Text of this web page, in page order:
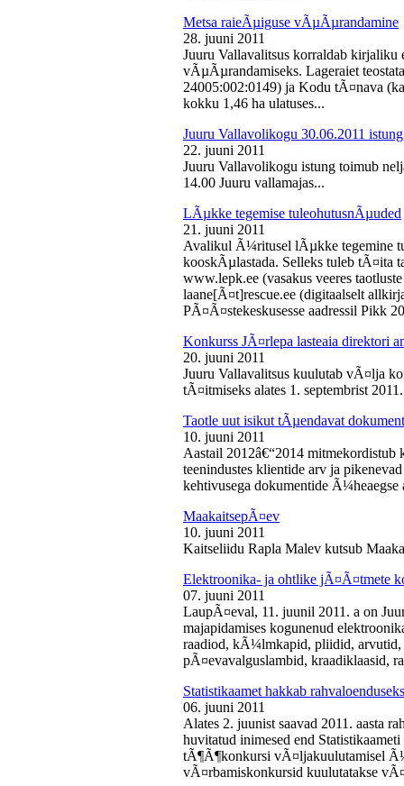
Metsa raieÃµiguse vÃµÃµrandamine
28. juuni 2011
Juuru Vallavalitsus korraldab kirjaliku
vÃµÃµrandamiseks. Lageraiet
24005:002:0149) ja Kodu tÃ¤nava
kokku 1,46 ha ulatuses...
Juuru Vallavolikogu 30.06.2011 istung
22. juuni 2011
Juuru Vallavolikogu istung toimub
14.00 Juuru vallamajas...
LÃµkke tegemise tuleohutusnÃµuded
21. juuni 2011
Avalikul Ã¼ritusel lÃµkke tegemine
kooskÃµlastada. Selleks tuleb tÃ¤ita
www.lepk.ee (vasakus veeres
laane[Ã¤t]rescue.ee (digitaalselt
PÃ¤Ã¤stekeskusesse aadressil Pikk
Konkurss JÃ¤rlepa lasteaia direktori
20. juuni 2011
Juuru Vallavalitsus kuulutab vÃ¤lja
tÃ¤itmiseks alates 1. septembrist
Taotle uut isikut tÃµendavat
10. juuni 2011
Aastail 2012â€“2014
teenindustes klientide arv ja
kehtivusega dokumentide Ã¼heaegse
MaakaitsepÃ¤ev
10. juuni 2011
Kaitseliidu Rapla Malev kutsub
Elektroonika- ja ohtlike jÃ¤Ã¤tmete
07. juuni 2011
LaupÃ¤eval, 11. juunil 2011. a on
majapidamises kogunenud
raadiod, kÃ¼lmkapid, pliidid,
pÃ¤evavalguslambid, kraadiklaasid,
Statistikaamet hakkab
06. juuni 2011
Alates 2. juunist saavad 2011. aasta
huvitatud inimesed end
tÃ¶Ã¶konkursi vÃ¤ljakuulutamisel
vÃ¤rbamiskonkursid kuulutatakse